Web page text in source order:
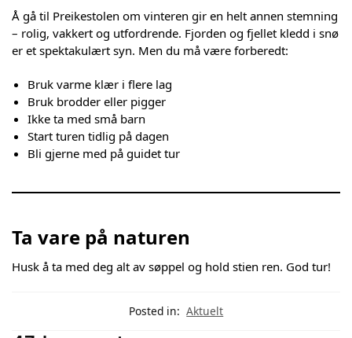
Å gå til Preikestolen om vinteren gir en helt annen stemning
– rolig, vakkert og utfordrende. Fjorden og fjellet kledd i snø
er et spektakulært syn. Men du må være forberedt:
Bruk varme klær i flere lag
Bruk brodder eller pigger
Ikke ta med små barn
Start turen tidlig på dagen
Bli gjerne med på guidet tur
Ta vare på naturen
Husk å ta med deg alt av søppel og hold stien ren. God tur!
Posted in: Aktuelt